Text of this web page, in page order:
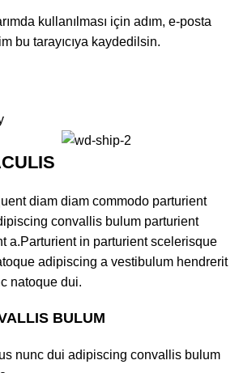
kullanılması için adım, e-posta
bu tarayıcıya kaydedilsin.
diam diam commodo parturient
convallis bulum parturient
a.Parturient in parturient scelerisque
adipiscing a vestibulum hendrerit
natoque dui.
BULUM
nunc dui adipiscing convallis bulum